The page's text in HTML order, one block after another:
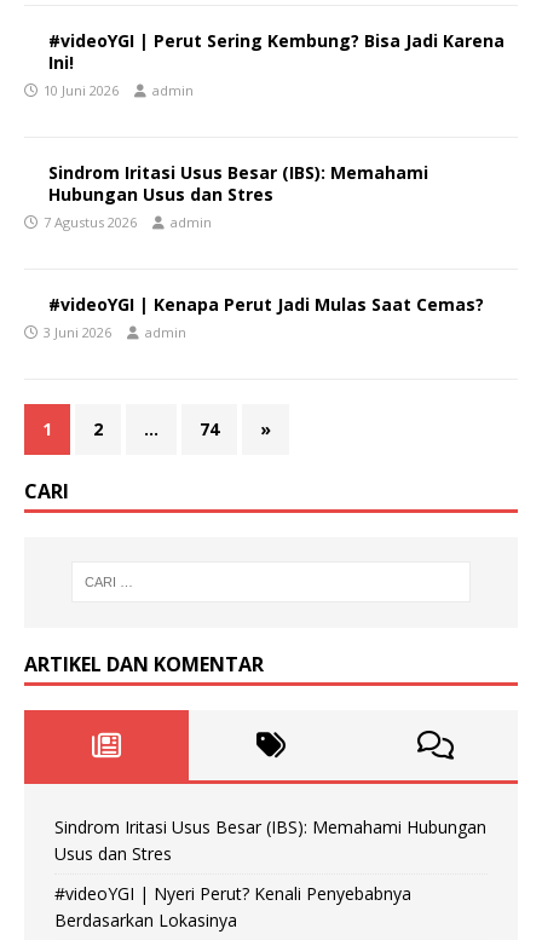
#videoYGI | Perut Sering Kembung? Bisa Jadi Karena
Ini!
10 Juni 2026 admin
Sindrom Iritasi Usus Besar (IBS): Memahami
Hubungan Usus dan Stres
7 Agustus 2026 admin
#videoYGI | Kenapa Perut Jadi Mulas Saat Cemas?
3 Juni 2026 admin
1 2 … 74 »
CARI
ARTIKEL DAN KOMENTAR
Sindrom Iritasi Usus Besar (IBS): Memahami Hubungan
Usus dan Stres
#videoYGI | Nyeri Perut? Kenali Penyebabnya
Berdasarkan Lokasinya